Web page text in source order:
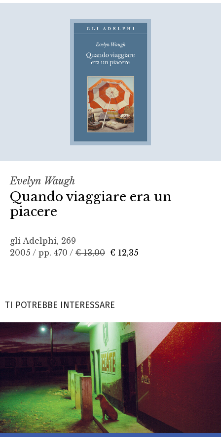
Evelyn Waugh
Quando viaggiare era un
piacere
gli Adelphi, 269
2005 / pp. 470 / € 13,00 € 12,35
TI POTREBBE INTERESSARE